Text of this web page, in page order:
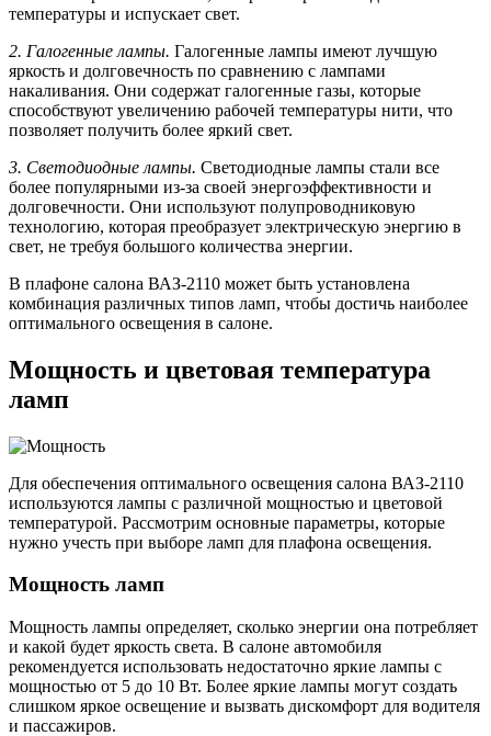
температуры и испускает свет.
2. Галогенные лампы. Галогенные лампы имеют лучшую
яркость и долговечность по сравнению с лампами
накаливания. Они содержат галогенные газы, которые
способствуют увеличению рабочей температуры нити, что
позволяет получить более яркий свет.
3. Светодиодные лампы. Светодиодные лампы стали все
более популярными из-за своей энергоэффективности и
долговечности. Они используют полупроводниковую
технологию, которая преобразует электрическую энергию в
свет, не требуя большого количества энергии.
В плафоне салона ВАЗ-2110 может быть установлена
комбинация различных типов ламп, чтобы достичь наиболее
оптимального освещения в салоне.
Мощность и цветовая температура
ламп
Для обеспечения оптимального освещения салона ВАЗ-2110
используются лампы с различной мощностью и цветовой
температурой. Рассмотрим основные параметры, которые
нужно учесть при выборе ламп для плафона освещения.
Мощность ламп
Мощность лампы определяет, сколько энергии она потребляет
и какой будет яркость света. В салоне автомобиля
рекомендуется использовать недостаточно яркие лампы с
мощностью от 5 до 10 Вт. Более яркие лампы могут создать
слишком яркое освещение и вызвать дискомфорт для водителя
и пассажиров.